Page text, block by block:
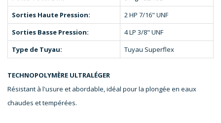
Sorties Haute Pression:
2 HP 7/16" UNF
Sorties Basse Pression:
4 LP 3/8" UNF
Type de Tuyau: Tuyau Superflex
TECHNOPOLYMÈRE ULTRALÉGER
Résistant à l'usure et abordable, idéal pour la plongée en eaux
chaudes et tempérées.